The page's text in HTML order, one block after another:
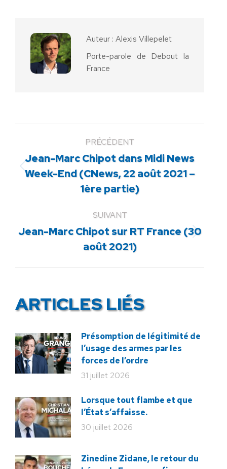
Auteur : Alexis Villepelet
Porte-parole de Debout la
France
PRÉCÉDENT
Article
précédent
:
Jean-Marc Chipot dans Midi News
Week-End (CNews, 22 août 2021 –
1ère partie)
SUIVANT
Article
suivant
Jean-Marc Chipot sur RT France (30
août 2021)
ARTICLES LIÉS
Présomption de légitimité de
l’usage des armes par les
forces de l’ordre
31 juillet 2026
Lorsque tout flambe et que
l’État s’affaisse.
30 juillet 2026
Zinedine Zidane, le retour du